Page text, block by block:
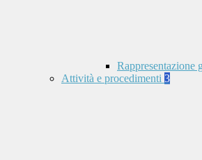
Rappresentazione
Attività e procedimenti 3